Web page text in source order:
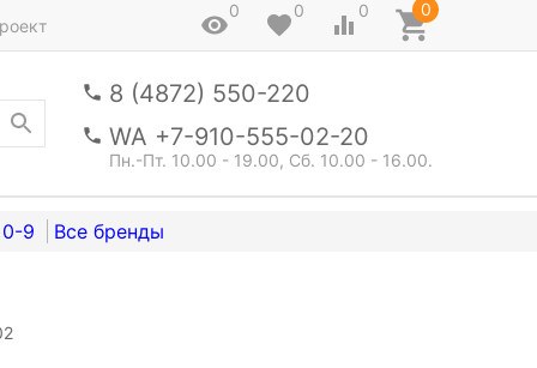
0 0 0 0
8 (4872) 550-220
WA +7-910-555-02-20
Пн.-Пт. 10.00 - 19.00, Сб. 10.00 - 16.00.
0-9